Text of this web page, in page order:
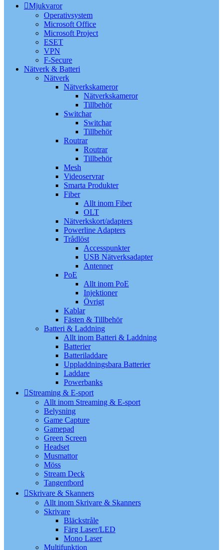
Mjukvaror
Operativsystem
Microsoft Office
Microsoft Project
ESET
VPN
F-Secure
Nätverk & Batteri
Nätverk
Nätverkskameror
Nätverkskameror
Tillbehör
Switchar
Switchar
Tillbehör
Routrar
Routrar
Tillbehör
Mesh
Videoservrar
Smarta Produkter
Fiber
Allt inom Fiber
OLT
Nätverkskort/adapters
Powerline Adapters
Trådlöst
Accesspunkter
USB Nätverksadapter
Antenner
PoE
Allt inom PoE
Injektioner
Övrigt
Kablar
Fästen & Tillbehör
Batteri & Laddning
Allt inom Batteri & Laddning
Batterier
Batteriladdare
Uppladdningsbara Batterier
Laddare
Powerbanks
Streaming & E-sport
Allt inom Streaming & E-sport
Belysning
Game Capture
Gamepad
Green Screen
Headset
Musmattor
Möss
Stream Deck
Tangentbord
Skrivare & Skanners
Allt inom Skrivare & Skanners
Skrivare
Bläckstråle
Färg Laser/LED
Mono Laser
Multifunktion